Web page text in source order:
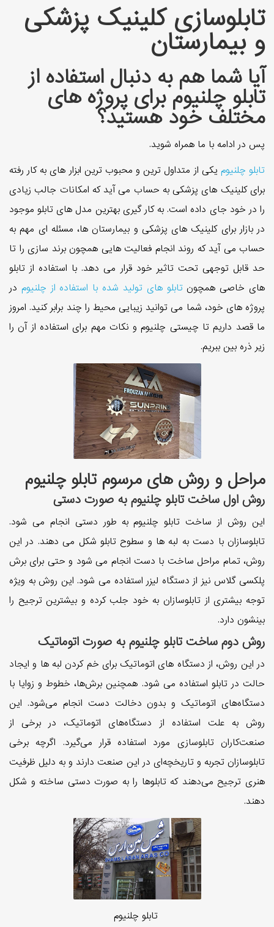
تابلوسازی کلینیک پزشکی
و بیمارستان
آیا شما هم به دنبال استفاده از
تابلو چلنیوم برای پروژه های
مختلف خود هستید؟
پس در ادامه با ما همراه شوید.
تابلو چلنیوم یکی از متداول ترین و محبوب ترین ابزار های به کار رفته
برای کلینیک های پزشکی به حساب می آید که امکانات جالب زیادی
را در خود جای داده است. به کار گیری بهترین مدل های تابلو موجود
در بازار برای کلینیک های پزشکی و بیمارستان ها، مسئله ای مهم به
حساب می آید که روند انجام فعالیت هایی همچون برند سازی را تا
حد قابل توجهی تحت تاثیر خود قرار می دهد. با استفاده از تابلو
های خاصی همچونتابلو های تولید شده با استفاده از چلنیوم در
پروژه های خود، شما می توانید زیبایی محیط را چند برابر کنید. امروز
ما قصد داریم تا چیستی چلنیوم و نکات مهم برای استفاده از آن را
زیر ذره بین ببریم.
مراحل و روش های مرسوم تابلو چلنیوم
روش اول ساخت تابلو چلنیوم به صورت دستی
این روش از ساخت تابلو چلنیوم به طور دستی انجام می شود.
تابلوسازان با دست به لبه ها و سطوح تابلو شکل می دهند. در این
روش، تمام مراحل ساخت با دست انجام می شود و حتی برای برش
پلکسی گلاس نیز از دستگاه لیزر استفاده می شود. این روش به ویژه
توجه بیشتری از تابلوسازان به خود جلب کرده و بیشترین ترجیح را
بینشون دارد.
روش دوم ساخت تابلو چلنیوم به صورت اتوماتیک
در این روش، از دستگاه های اتوماتیک برای خم کردن لبه ها و ایجاد
حالت در تابلو استفاده می شود. همچنین برش‌ها، خطوط و زوایا با
دستگاه‌های اتوماتیک و بدون دخالت دست انجام می‌شود. این
روش به علت استفاده از دستگاه‌های اتوماتیک، در برخی از
صنعت‌کاران تابلوسازی مورد استفاده قرار می‌گیرد. اگرچه برخی
تابلوسازان تجربه و تاریخچه‌ای در این صنعت دارند و به دلیل ظرفیت
هنری ترجیح می‌دهند که تابلوها را به صورت دستی ساخته و شکل
دهند.
تابلو چلنیوم